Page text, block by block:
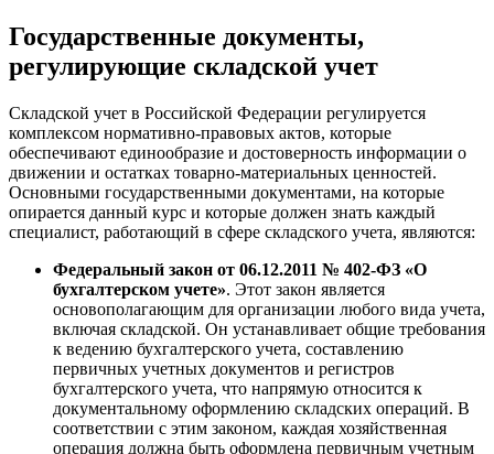
Государственные документы,
регулирующие складской учет
Складской учет в Российской Федерации регулируется
комплексом нормативно-правовых актов, которые
обеспечивают единообразие и достоверность информации о
движении и остатках товарно-материальных ценностей.
Основными государственными документами, на которые
опирается данный курс и которые должен знать каждый
специалист, работающий в сфере складского учета, являются:
Федеральный закон от 06.12.2011 № 402-ФЗ «О
бухгалтерском учете». Этот закон является
основополагающим для организации любого вида учета,
включая складской. Он устанавливает общие требования
к ведению бухгалтерского учета, составлению
первичных учетных документов и регистров
бухгалтерского учета, что напрямую относится к
документальному оформлению складских операций. В
соответствии с этим законом, каждая хозяйственная
операция должна быть оформлена первичным учетным